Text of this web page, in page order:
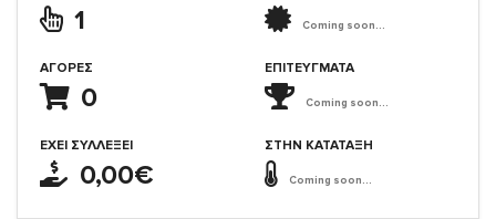
1
ΑΓΟΡΈΣ
0
ΈΧΕΙ ΣΥΛΛΈΞΕΙ
0,00€
Coming soon...
ΕΠΙΤΕΎΓΜΑΤΑ
Coming soon...
ΣΤΗΝ ΚΑΤΆΤΑΞΗ
Coming soon...